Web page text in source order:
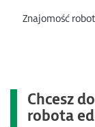
Znajomość
Chcesz
robota